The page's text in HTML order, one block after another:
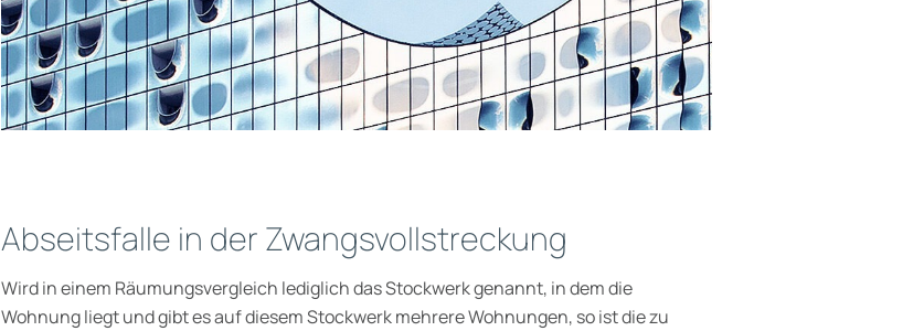
Abseitsfalle in der Zwangsvollstreckung
Wird in einem Räumungsvergleich lediglich das Stockwerk genannt, in dem die
Wohnung liegt und gibt es auf diesem Stockwerk mehrere Wohnungen, so ist die zu